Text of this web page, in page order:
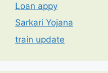
Loan appy
Sarkari Yojana
train update